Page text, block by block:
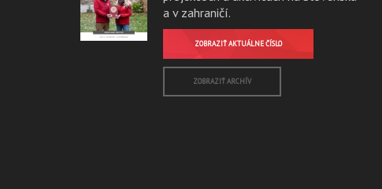
a v zahraničí.
ZOBRAZIŤ AKTUÁLNE ČÍSLO
ZOBRAZIŤ ARCHÍV